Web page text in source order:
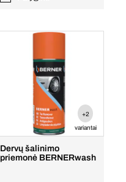
+2
variantai
Dervų šalinimo
priemonė BERNERwash